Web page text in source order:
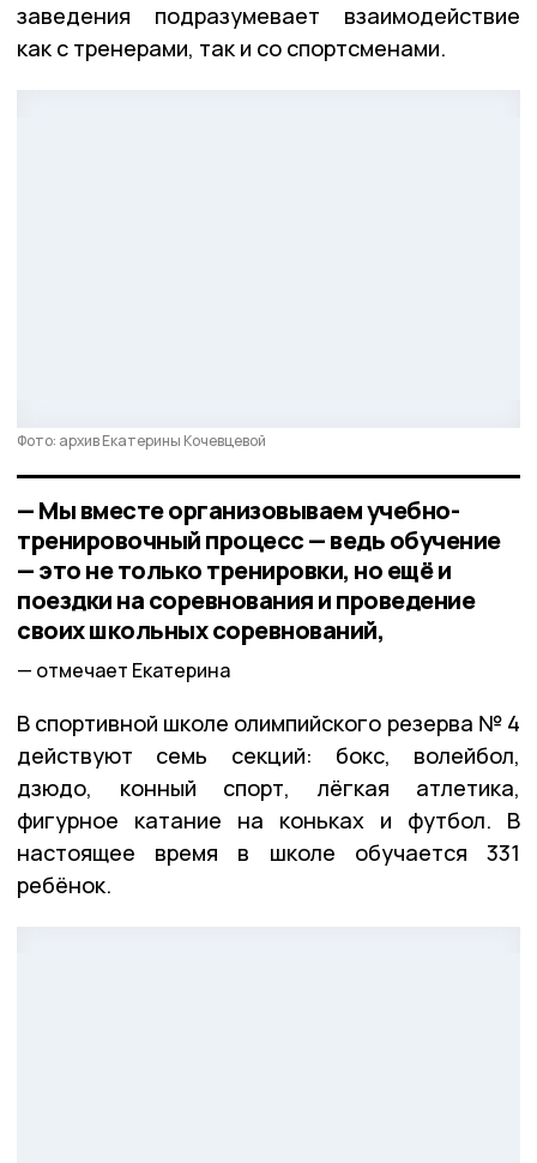
заведения подразумевает взаимодействие
как с тренерами, так и со спортсменами.
Фото: архив Екатерины Кочевцевой
— Мы вместе организовываем учебно-
тренировочный процесс — ведь обучение
— это не только тренировки, но ещё и
поездки на соревнования и проведение
своих школьных соревнований,
отмечает Екатерина
В спортивной школе олимпийского резерва № 4
действуют семь секций: бокс, волейбол,
дзюдо, конный спорт, лёгкая атлетика,
фигурное катание на коньках и футбол. В
настоящее время в школе обучается 331
ребёнок.